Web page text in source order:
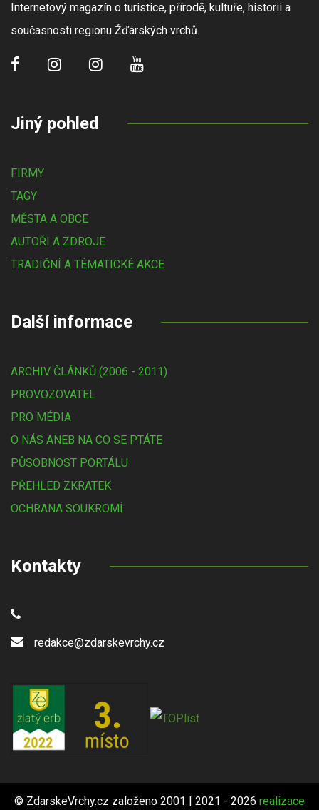
Internetový magazín o turistice, přírodě, kultuře, historii a
současnosti regionu Žďárských vrchů.
Jiný pohled
FIRMY
TAGY
MĚSTA A OBCE
AUTOŘI A ZDROJE
TRADIČNÍ A TÉMATICKÉ AKCE
Další informace
ARCHIV ČLÁNKŮ (2006 - 2011)
PROVOZOVATEL
PRO MÉDIA
O NÁS ANEB NA CO SE PTÁTE
PŮSOBNOST PORTÁLU
PŘEHLED ZKRATEK
OCHRANA SOUKROMÍ
Kontakty
redakce@zdarskevrchy.cz
© ZdarskeVrchy.cz založeno 2001 | 2021 - 2026 realizace